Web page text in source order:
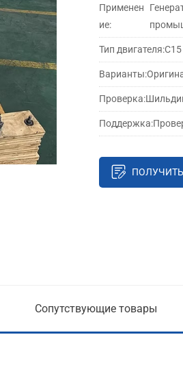
Применен
ие:
Тип двигателя:
Варианты:
Проверка:
Поддержка:
Сопутствующие товары